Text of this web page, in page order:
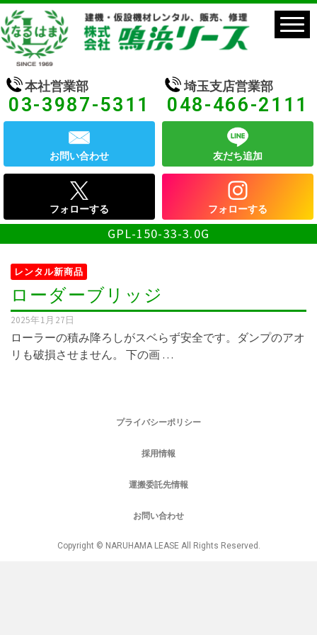
本社営業部
03-3987-5311
埼玉支店営業部
048-466-2111
お問い合わせ 友だち追加
フォローする フォローする
GPL-150-33-3.0G
レンタル新商品
ローダーブリッジ
2025年1月27日
ローラーの積み降ろしがスベらず安全です。ダンプのアオ
リも破損させません。 下の画 …
プライバシーポリシー
採用情報
運搬委託先情報
お問い合わせ
Copyright © NARUHAMA LEASE All Rights Reserved.